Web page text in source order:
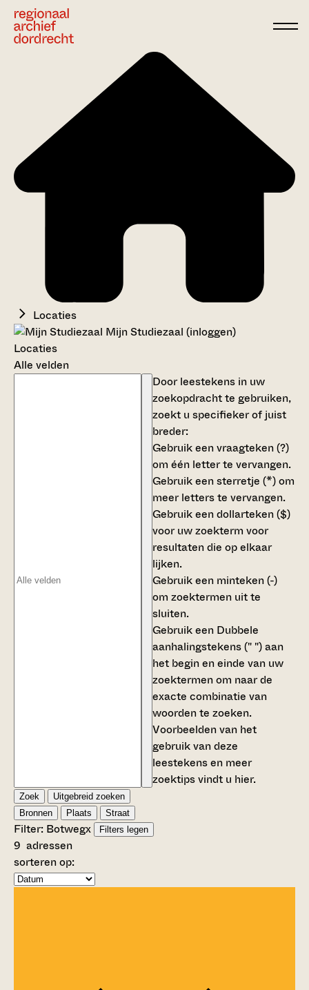
Locaties
Mijn Studiezaal (inloggen)
Locaties
Alle velden
Door leestekens in uw
zoekopdracht te gebruiken,
zoekt u specifieker of juist
breder:
Gebruik eenvraagteken (?)
om één letter te vervangen.
Gebruik eensterretje (*)om
meer letters te vervangen.
Gebruik eendollarteken ($)
voor uw zoekterm voor
resultaten die op elkaar
lijken.
Gebruik een minteken (-)
om zoektermen uit te
sluiten.
Gebruik een Dubbele
aanhalingstekens (" ")aan
het begin en einde van uw
zoektermen om naar de
exacte combinatie van
woorden te zoeken.
Voorbeelden van het
gebruik van deze
leestekens en meer
zoektips vindt u hier.
Zoek
Uitgebreid zoeken
Bronnen
Plaats Straat
Filter: Botwegx Filters legen
9 adressen
sorteren op: